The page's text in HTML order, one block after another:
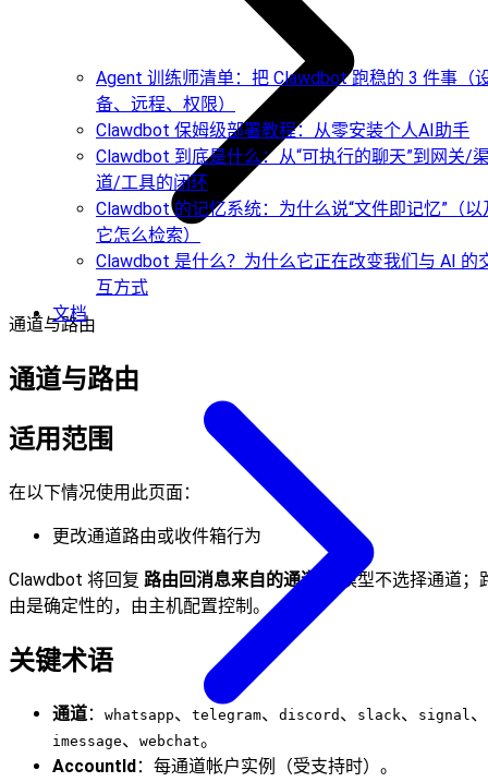
Agent 训练师清单：把 Clawdbot 跑稳的 3 件事（
备、远程、权限）
Clawdbot 保姆级部署教程：从零安装个人AI助手
Clawdbot 到底是什么：从“可执行的聊天”到网关/
道/工具的闭环
Clawdbot 的记忆系统：为什么说“文件即记忆”（以
它怎么检索）
Clawdbot 是什么？为什么它正在改变我们与 AI 的
互方式
文档
通道与路由
通道与路由
适用范围
在以下情况使用此页面：
更改通道路由或收件箱行为
Clawdbot 将回复 路由回消息来自的通道
。 模型不选择通道；
由是确定性的，由主机配置控制。
关键术语
通道： whatsapp、 telegram、 discord 、 slack、 signal 、
imessage、 webchat。
AccountId：每通道帐户实例（受支持时）。